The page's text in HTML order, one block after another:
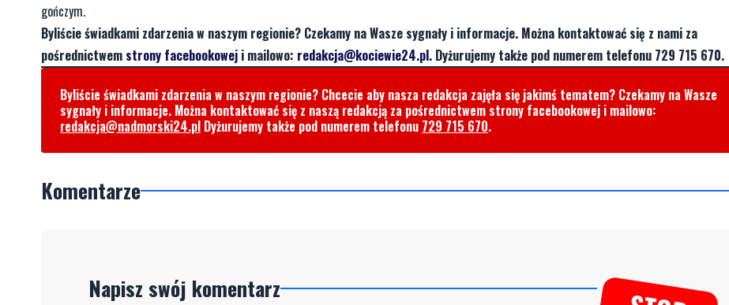
gończym.
Byliście świadkami zdarzenia w naszym regionie? Czekamy na Wasze sygnały i informacje. Można kontaktować się z nami za
pośrednictwem strony facebookowej i mailowo: redakcja@kociewie24.pl. Dyżurujemy także pod numerem telefonu 729 715 670.
Byliście świadkami zdarzenia w naszym regionie? Chcecie aby nasza redakcja zajęła się jakimś tematem? Czekamy na Wasze
sygnały i informacje. Można kontaktować się z naszą redakcją za pośrednictwem strony facebookowej i mailowo:
redakcja@nadmorski24.pl Dyżurujemy także pod numerem telefonu 729 715 670.
Komentarze
Napisz swój komentarz